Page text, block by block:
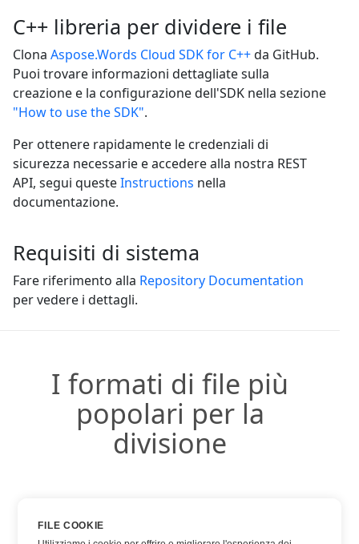
C++ libreria per dividere i file
Clona Aspose.Words Cloud SDK for C++da GitHub.
Puoi trovare informazioni dettagliate sulla
creazione e la configurazione dell'SDK nella sezione
"How to use the SDK".
Per ottenere rapidamente le credenziali di
sicurezza necessarie e accedere alla nostra REST
API, segui questeInstructions nella
documentazione.
Requisiti di sistema
Fare riferimento alla Repository Documentation
per vedere i dettagli.
I formati di file più
popolari per la
divisione
DOCX
FILE COOKIE